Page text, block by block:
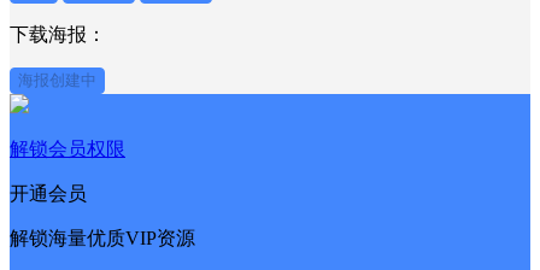
下载海报：
海报创建中
解锁会员权限
开通会员
解锁海量优质VIP资源